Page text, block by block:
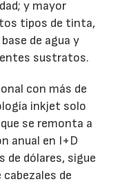
y mayor
tipos de tinta,
de agua y
sustratos.
con más de
inkjet solo
se remonta a
anual en I+D
de dólares, sigue
de